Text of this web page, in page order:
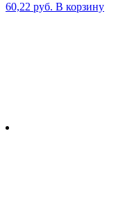
60,22 руб. В корзину